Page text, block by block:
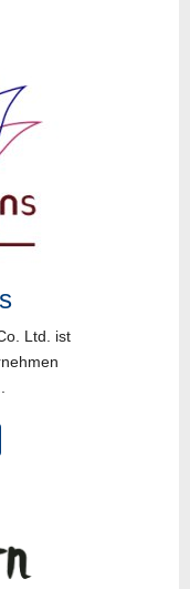
Ltd. ist